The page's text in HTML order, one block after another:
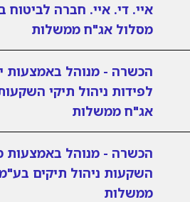
איי. די. איי. חברה לביטוח
מסלול אג"ח ממשלות
הכשרה - מנוהל באמצעות
לפידות ניהול תיקי
אג"ח ממשלות
הכשרה - מנוהל באמצעות
השקעות ניהול תיקים
ממשלות